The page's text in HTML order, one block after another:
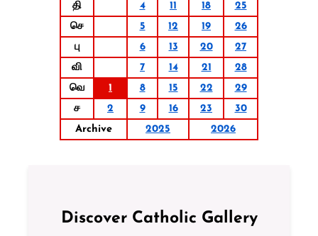
தி
4 11 18
25
செ
5 12 19
26
பு
6 13 20
27
வி
7 14 21
28
வெ
1 8 15 22
29
ச
2 9 16 23
30
Archive
2025 2026
Discover Catholic Gallery